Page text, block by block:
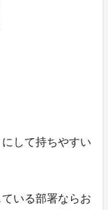
して持ちやすい
いる部署ならお